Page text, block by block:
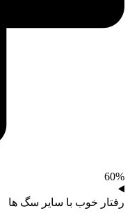
60%
رفتار خوب با سایر سگ ها